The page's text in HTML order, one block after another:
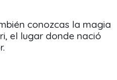
conozcas la magia
el lugar donde nació